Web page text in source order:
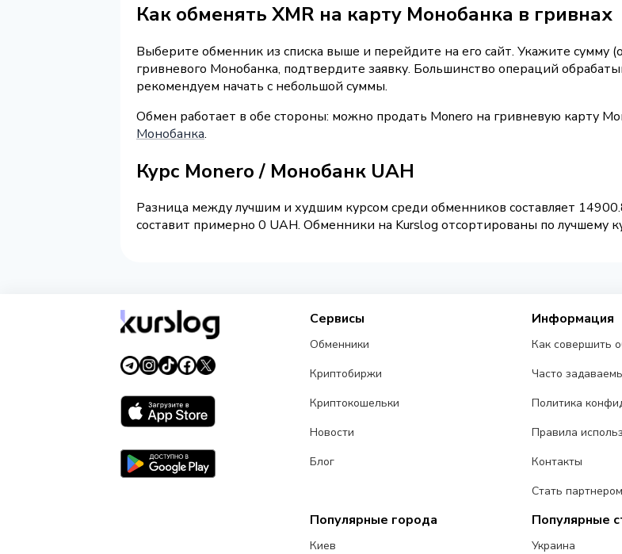
Как обменять XMR на карту Монобанка в гривнах
Выберите обменник из списка выше и перейдите на его сайт. Укажите сумму
гривневого Монобанка, подтвердите заявку. Большинство операций
рекомендуем начать с небольшой суммы.
Обмен работает в обе стороны: можно продать Monero на гривневую карту
Монобанка.
Курс Monero / Монобанк UAH
Разница между лучшим и худшим курсом среди обменников составляет
составит примерно 0 UAH. Обменники на Kurslog отсортированы по лучшему
Сервисы
Обменники
Криптобиржи
Криптокошельки
Новости
Блог
Информация
Как совершить
Часто
Политика
Правила
Контакты
Стать партнером
Популярные города
Киев
Популярные
Украина